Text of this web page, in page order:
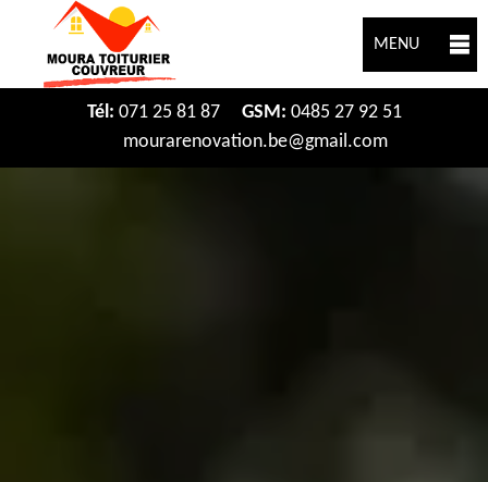
MENU
Tél: 071 25 81 87 GSM: 0485 27 92 51
mourarenovation.be@gmail.com